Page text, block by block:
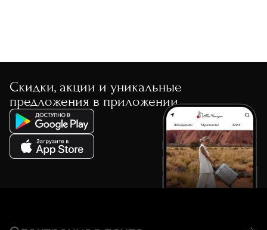
Скидки, акции и уникальные
предложения в приложении